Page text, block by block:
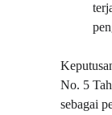
No. 5
sebagai